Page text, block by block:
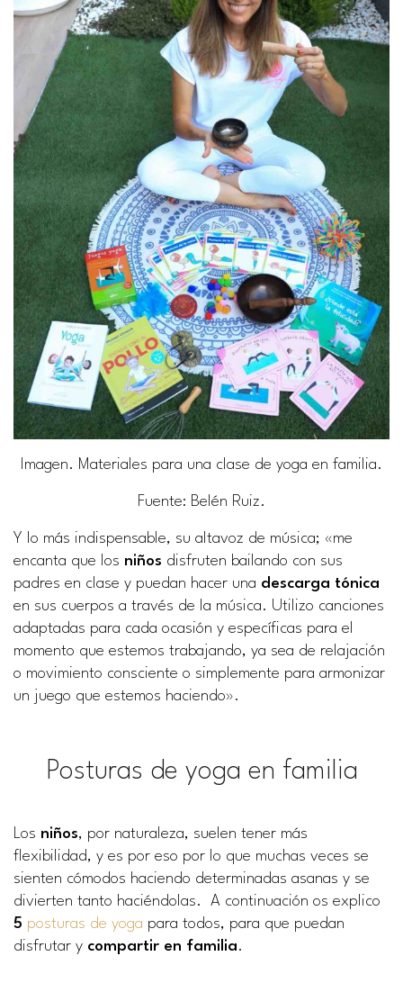
Imagen. Materiales para una clase de yoga en familia.
Fuente: Belén Ruiz.
Y lo más indispensable, su altavoz de música; «me
encanta que los niños disfruten bailando con sus
padres en clase y puedan hacer una descarga tónica
en sus cuerpos a través de la música. Utilizo canciones
adaptadas para cada ocasión y específicas para el
momento que estemos trabajando, ya sea de relajación
o movimiento consciente o simplemente para armonizar
un juego que estemos haciendo».
Posturas de yoga en familia
Los niños, por naturaleza, suelen tener más
flexibilidad, y es por eso por lo que muchas veces se
sienten cómodos haciendo determinadas asanas y se
divierten tanto haciéndolas. A continuación os explico
5 posturas de yoga para todos, para que puedan
disfrutar y compartir en familia.